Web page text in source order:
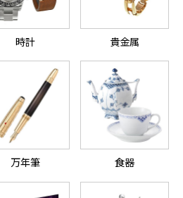
時計 貴金属
万年筆 食器